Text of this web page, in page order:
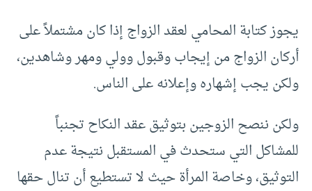
يجوز كتابة المحامي لعقد الزواج إذا كان مشتملاً على
أركان الزواج من إيجاب وقبول وولي ومهر وشاهدين،
ولكن يجب إشهاره وإعلانه على الناس.
ولكن ننصح الزوجين بتوثيق عقد النكاح تجنباً
للمشاكل التي ستحدث في المستقبل نتيجة عدم
التوثيق، وخاصة المرأة حيث لا تستطيع أن تنال حقها